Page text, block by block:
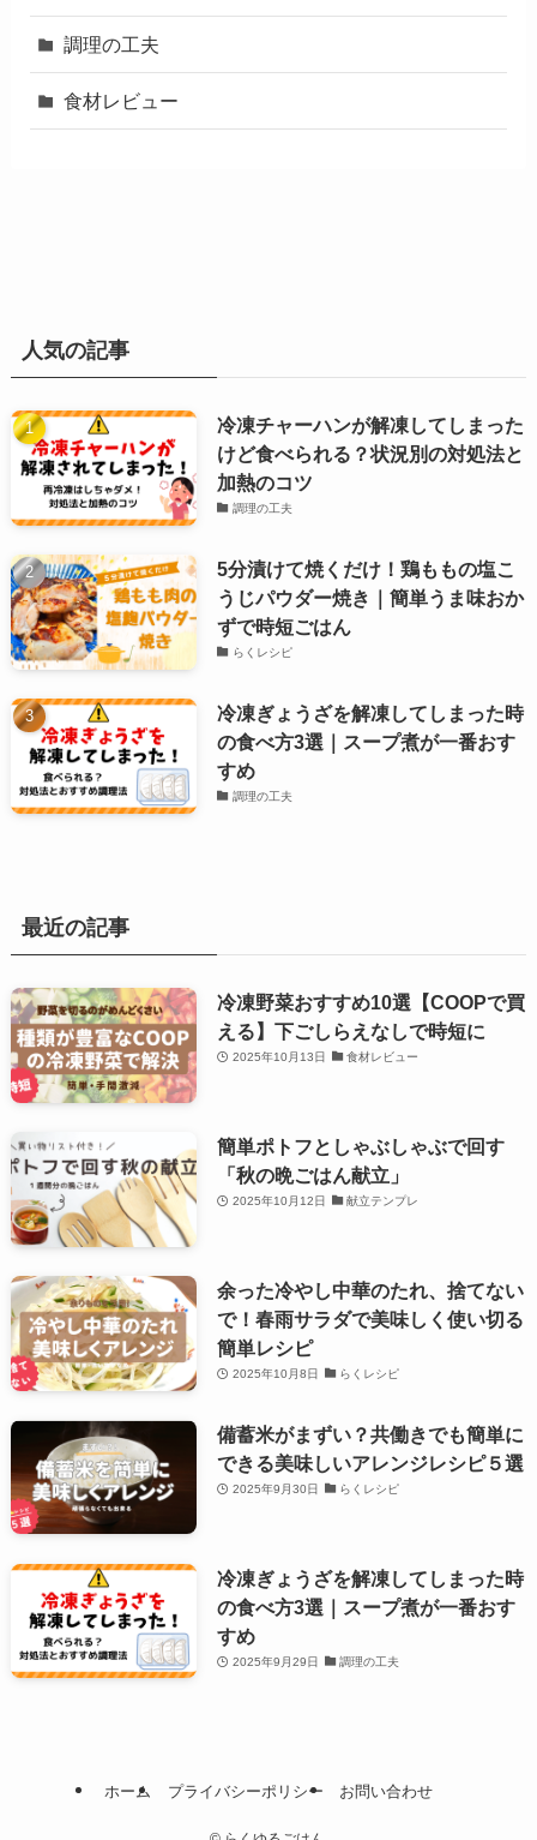
調理の工夫
食材レビュー
人気の記事
冷凍チャーハンが解凍してしまった
けど食べられる？状況別の対処法と
加熱のコツ
調理の工夫
5分漬けて焼くだけ！鶏ももの塩こ
うじパウダー焼き｜簡単うま味おか
ずで時短ごはん
らくレシピ
冷凍ぎょうざを解凍してしまった時
の食べ方3選｜スープ煮が一番おす
すめ
調理の工夫
最近の記事
冷凍野菜おすすめ10選【COOPで買
える】下ごしらえなしで時短に
2025年10月13日 食材レビュー
簡単ポトフとしゃぶしゃぶで回す
「秋の晩ごはん献立」
2025年10月12日 献立テンプレ
余った冷やし中華のたれ、捨てない
で！春雨サラダで美味しく使い切る
簡単レシピ
2025年10月8日 らくレシピ
備蓄米がまずい？共働きでも簡単に
できる美味しいアレンジレシピ５選
2025年9月30日 らくレシピ
冷凍ぎょうざを解凍してしまった時
の食べ方3選｜スープ煮が一番おす
すめ
2025年9月29日 調理の工夫
ホーム プライバシーポリシー お問い合わせ